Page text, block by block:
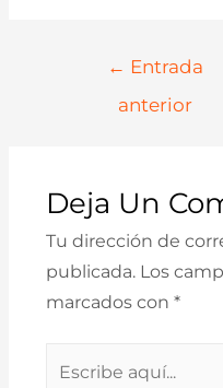
← Entrada
anterior
Deja Un
Tu dirección de
publicada. Los
marcados con *